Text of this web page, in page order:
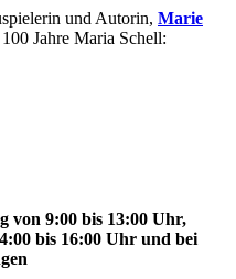
und Autorin, Marie
Jahre Maria Schell:
von 9:00 bis 13:00 Uhr,
bis 16:00 Uhr und bei